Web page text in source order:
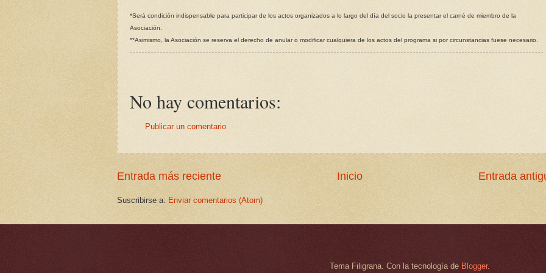
*Será condición indispensable para participar de los actos organizados a lo largo del día del socio la presentar el carné de miembro de la
Asociación.
**Asimismo, la Asociación se reserva el derecho de anular o modificar cualquiera de los actos del programa si por circunstancias fuese necesario.
No hay comentarios:
Publicar un comentario
Entrada más reciente Entrada
Inicio
Suscribirse a: Enviar comentarios (Atom)
Tema Filigrana. Con la tecnología de Blogger.